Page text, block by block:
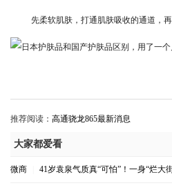
先柔软肌肤，打通肌肤吸收的通道，
推荐阅读： 高通骁龙865最新消息
大家都爱看
微商 41岁袁泉气质真“可怕”！一身“烂大